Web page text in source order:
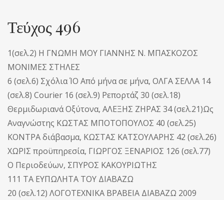
Τεύχος 496
1(σελ.2) Η ΓΝΩΜΗ ΜΟΥ ΓΙΑΝΝΗΣ Ν. ΜΠΑΣΚΟΖΟΣ
ΜΟΝΙΜΕΣ ΣΤΗΛΕΣ
6 (σελ.6) Σχόλια ΊΟ Από μήνα σε μήνα, ΟΛΓΑ ΣΕΛΛΑ 14
(σελ.8) Courier 16 (σελ.9) Ρεπορτάζ 30 (σελ.18)
Θερμιδωριανά Οξύτονα, ΑΛΕΞΗΣ ΖΗΡΑΣ 34 (σελ.21)Ως
Αναγνώστης ΚΩΣΤΑΣ ΜΠΟΤΟΠΟΥΛΟΣ 40 (σελ.25)
ΚΟΝΤΡΑ διάβασμα, ΚΩΣΤΑΣ ΚΑΤΣΟΥΛΑΡΗΣ 42 (σελ.26)
ΧΩΡΙΣ προϋπηρεσία, ΓΙΩΡΓΟΣ ΞΕΝΑΡΙΟΣ 126 (σελ.77)
Ο Περιοδεύων, ΣΠΥΡΟΣ ΚΑΚΟΥΡΙΩΤΗΣ
111 ΤΑ ΕΥΠΩΛΗΤΑ ΤΟΥ ΔΙΑΒΑΖΩ
20 (σελ.12) ΛΟΓΟΤΕΧΝΙΚΑ ΒΡΑΒΕΙΑ ΔΙΑΒΑΖΩ 2009